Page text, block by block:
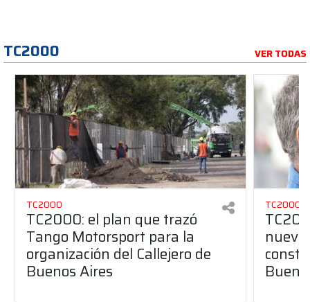
TC2000 VER TODAS
TC2000
TC2000: el plan que trazó
Tango Motorsport para la
organización del Callejero de
Buenos Aires
TC2000